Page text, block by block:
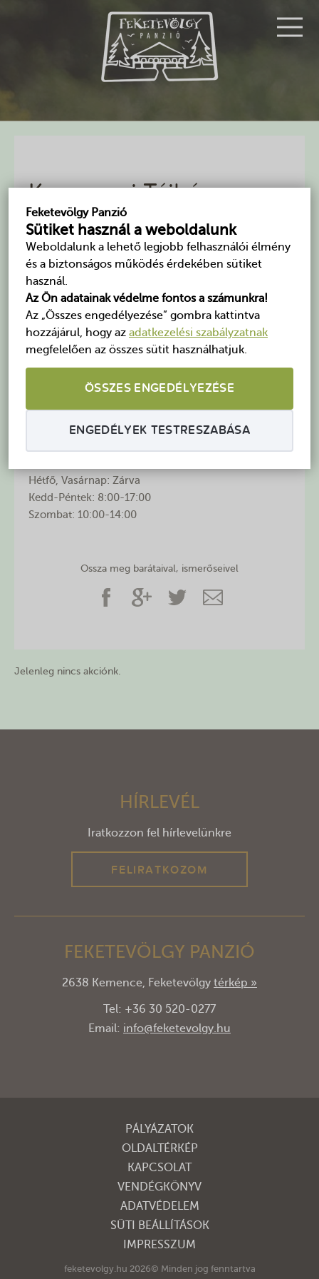
Feketevölgy Panzió
Sütiket használ a weboldalunk
Weboldalunk a lehető legjobb felhasználói élmény
és a biztonságos működés érdekében sütiket
használ.
Az Ön adatainak védelme fontos a számunkra!
Az „Összes engedélyezése” gombra kattintva
hozzájárul, hogy az adatkezelési szabályzatnak
megfelelően az összes sütit használhatjuk.
ÖSSZES ENGEDÉLYEZÉSE
ENGEDÉLYEK TESTRESZABÁSA
Kemencei Tájház
Faoromzatú, hosszúfolyosós, jellegzetes felvidéki
házban rendezték be a falu helytörténeti kiállítását.
Ha kíváncsiak vagyunk egy régi, klasszikus
parasztház felépítésére, berendezésére, a benne élők
mindennapi életére, akkor mindenképpen keressük
fel a kemencei tájházat! A rendkívül gazdag
gyűjtemény bemutatja a hagyományos paraszti
háztartás minden berendezését, eszközét.
a lakószobában, és azt is megtudhatjuk, hogy milyen
funkcióval rendelkezett a „tisztaszobának” nevezett
helyiség.
Hétfő, Vasárnap: Zárva
Kedd-Péntek: 8:00-17:00
Szombat: 10:00-14:00
Ossza meg barátaival, ismerőseivel
Jelenleg nincs akciónk.
HÍRLEVÉL
Iratkozzon fel hírlevelünkre
FELIRATKOZOM
FEKETEVÖLGY PANZIÓ
2638 Kemence, Feketevölgy térkép »
Tel: +36 30 520-0277
Email: info@feketevolgy.hu
PÁLYÁZATOK
OLDALTÉRKÉP
KAPCSOLAT
VENDÉGKÖNYV
ADATVÉDELEM
SÜTI BEÁLLÍTÁSOK
IMPRESSZUM
feketevolgy.hu 2026© Minden jog fenntartva